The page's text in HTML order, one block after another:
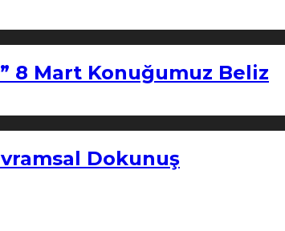
8 Mart Konuğumuz Beliz
Dokunuş